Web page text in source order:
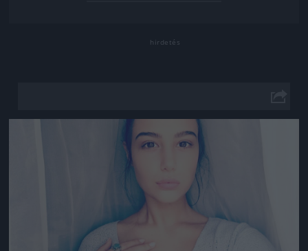
Jön még kép!